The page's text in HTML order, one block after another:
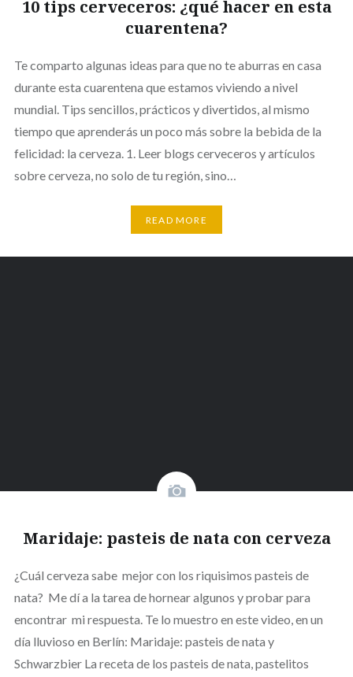
10 tips cerveceros: ¿qué hacer en esta
cuarentena?
Te comparto algunas ideas para que no te aburras en casa
durante esta cuarentena que estamos viviendo a nivel
mundial. Tips sencillos, prácticos y divertidos, al mismo
tiempo que aprenderás un poco más sobre la bebida de la
felicidad: la cerveza. 1. Leer blogs cerveceros y artículos
sobre cerveza, no solo de tu región, sino…
READ MORE
Maridaje: pasteis de nata con cerveza
¿Cuál cerveza sabe mejor con los riquisimos pasteis de
nata? Me dí a la tarea de hornear algunos y probar para
encontrar mi respuesta. Te lo muestro en este video, en un
día lluvioso en Berlín: Maridaje: pasteis de nata y
Schwarzbier La receta de los pasteis de nata, pastelitos